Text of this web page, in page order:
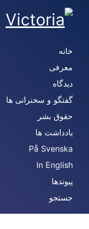
معرفی
دیدگاه
گفتگو و سخنرانی ها
حقوق بشر
یادداشت ها
På Svenska
In English
پیوندها
جستجو